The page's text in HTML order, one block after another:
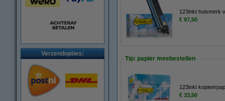
Verzendopties:
123inkt huismerk
€ 97,50
Tip: papier meebestellen
123inkt
€ 33,50